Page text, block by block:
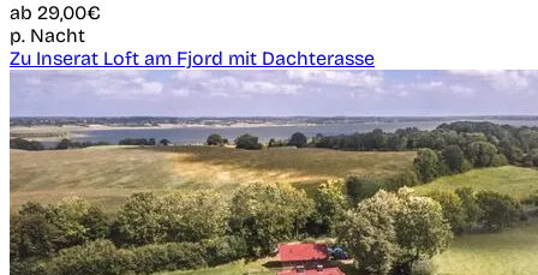
ab 29,00€
p. Nacht
Zu Inserat Loft am Fjord mit Dachterasse